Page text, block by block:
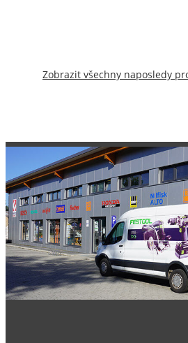
Zobrazit všechny naposledy